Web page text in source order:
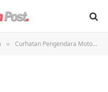
» Curhatan Pengendara Motor Ditolak Beli Bensin di SPBU Karena Pakai Uang Baru